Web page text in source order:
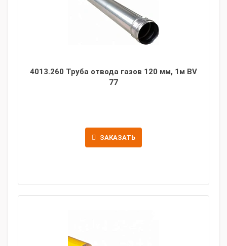
4013.260 Труба отвода газов 120 мм, 1м BV
77
ЗАКАЗАТЬ